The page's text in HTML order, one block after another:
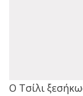
Ο Τσίλι